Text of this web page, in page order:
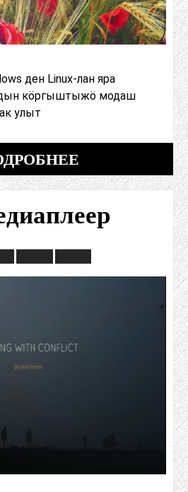
ден Linux-лан яра
кӧргыштыжӧ модаш
улыт